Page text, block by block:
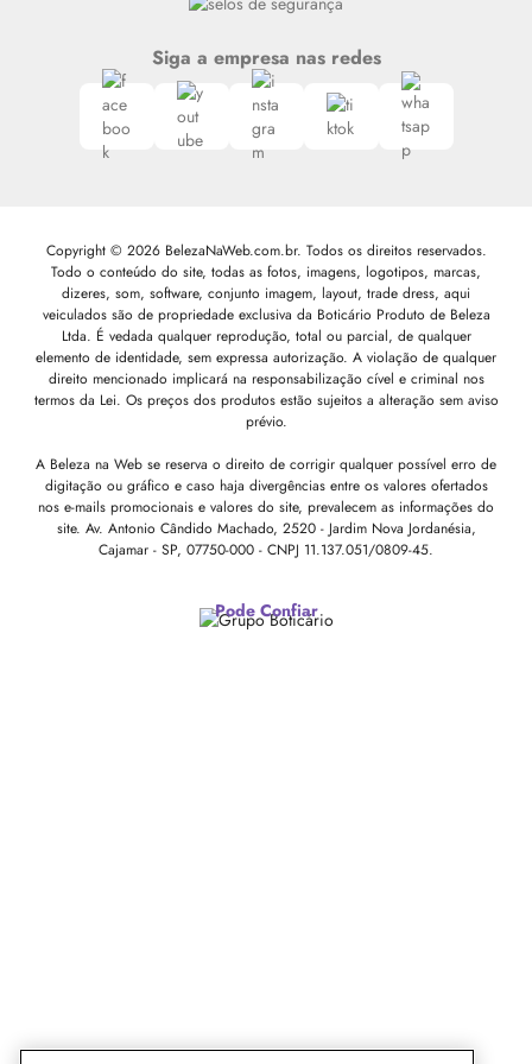
Siga a empresa nas redes
Copyright © 2026 BelezaNaWeb.com.br. Todos os direitos reservados.
Todo o conteúdo do site, todas as fotos, imagens, logotipos, marcas,
dizeres, som, software, conjunto imagem, layout, trade dress, aqui
veiculados são de propriedade exclusiva da Boticário Produto de Beleza
Ltda. É vedada qualquer reprodução, total ou parcial, de qualquer
elemento de identidade, sem expressa autorização. A violação de qualquer
direito mencionado implicará na responsabilização cível e criminal nos
termos da Lei. Os preços dos produtos estão sujeitos a alteração sem aviso
prévio.
A Beleza na Web se reserva o direito de corrigir qualquer possível erro de
digitação ou gráfico e caso haja divergências entre os valores ofertados
nos e-mails promocionais e valores do site, prevalecem as informações do
site. Av. Antonio Cândido Machado, 2520 - Jardim Nova Jordanésia,
Cajamar - SP, 07750-000 - CNPJ 11.137.051/0809-45.
Pode Confiar